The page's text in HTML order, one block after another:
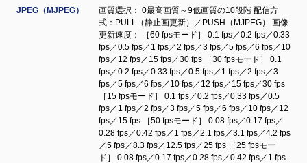
JPEG（MJPEG）
画質選択： 0最高画質～9低画質の10段階 配信方
式：PULL（静止画更新）／PUSH（MJPEG） 画像
更新速度： ［60 fpsモード］ 0.1 fps／0.2 fps／0.33
fps／0.5 fps／1 fps／2 fps／3 fps／5 fps／6 fps／10
fps／12 fps／15 fps／30 fps ［30 fpsモード］ 0.1
fps／0.2 fps／0.33 fps／0.5 fps／1 fps／2 fps／3
fps／5 fps／6 fps／10 fps／12 fps／15 fps／30 fps
［15 fpsモード］ 0.1 fps／0.2 fps／0.33 fps／0.5
fps／1 fps／2 fps／3 fps／5 fps／6 fps／10 fps／12
fps／15 fps ［50 fpsモード］ 0.08 fps／0.17 fps／
0.28 fps／0.42 fps／1 fps／2.1 fps／3.1 fps／4.2 fps
／5 fps／8.3 fps／12.5 fps／25 fps ［25 fpsモー
ド］ 0.08 fps／0.17 fps／0.28 fps／0.42 fps／1 fps